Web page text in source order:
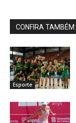
CONFIRA TAMBÉM:
Esporte